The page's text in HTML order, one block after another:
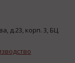
д.23, корп. 3, БЦ